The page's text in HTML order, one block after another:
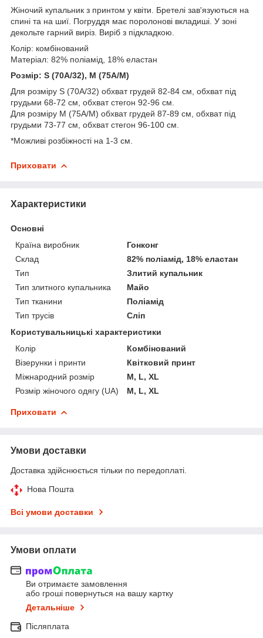
Жіночий купальник з принтом у квіти. Бретелі зав'язуються на
спині та на шиї. Погруддя має поролонові вкладиші. У зоні
декольте гарний виріз. Виріб з підкладкою.
Колір: комбінований
Матеріал: 82% поліамід, 18% еластан
Розмір: S (70A/32), M (75A/M)
Для розміру S (70A/32) обхват грудей 82-84 см, обхват під
грудьми 68-72 см, обхват стегон 92-96 см.
Для розміру M (75A/M) обхват грудей 87-89 см, обхват під
грудьми 73-77 см, обхват стегон 96-100 см.
*Можливі розбіжності на 1-3 см.
Приховати
Характеристики
Основні
Країна виробник
Гонконг
Склад
82% поліамід, 18% еластан
Тип
Злитий купальник
Тип злитного купальника
Майо
Тип тканини
Поліамід
Тип трусів
Сліп
Користувальницькі характеристики
Колір
Комбінований
Візерунки і принти
Квітковий принт
Міжнародний розмір
M, L, XL
Розмір жіночого одягу (UA)
M, L, XL
Приховати
Умови доставки
Доставка здійснюється тільки по передоплаті.
Нова Пошта
Всі умови доставки
Умови оплати
Ви отримаєте замовлення
або гроші повернуться на вашу картку
Детальніше
Післяплата